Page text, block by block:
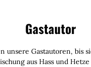
Gastautor
unsere Gastautoren, bis
aus Hass und